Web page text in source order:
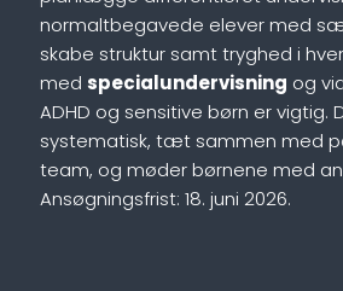
normaltbegavede elever med
skabe struktur samt tryghed i
med specialundervisning og
ADHD og sensitive børn er vigtig.
systematisk, tæt sammen med
team, og møder børnene med
Ansøgningsfrist: 18. juni 2026.